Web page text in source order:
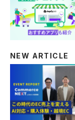
NEW ARTICLE